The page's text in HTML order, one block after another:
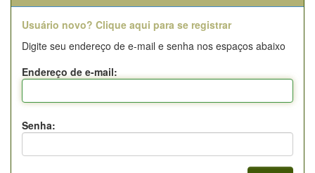
Usuário novo? Clique aqui para se registrar
Digite seu endereço de e-mail e senha nos espaços abaixo
Endereço de e-mail:
Senha: